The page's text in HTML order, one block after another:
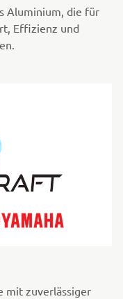
Aluminium, die für
Effizienz und
mit zuverlässiger